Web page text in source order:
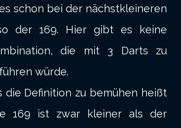
schon bei der nächstkleineren
der 169. Hier gibt es keine
die mit 3 Darts zu
würde.
die Definition zu bemühen heißt
169 ist zwar kleiner als der